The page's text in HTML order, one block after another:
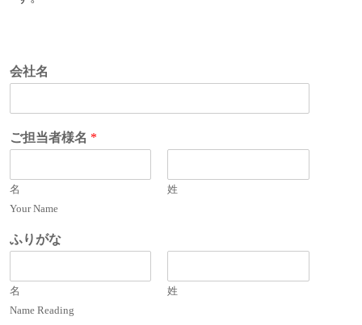
会社名
ご担当者様名 *
名
姓
Your Name
ふりがな
名
姓
Name Reading